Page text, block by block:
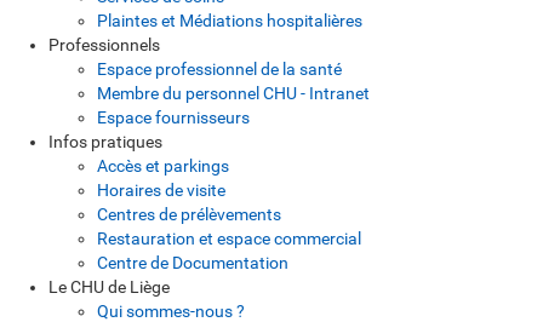
Plaintes et Médiations hospitalières
Professionnels
Espace professionnel de la santé
Membre du personnel CHU - Intranet
Espace fournisseurs
Infos pratiques
Accès et parkings
Horaires de visite
Centres de prélèvements
Restauration et espace commercial
Centre de Documentation
Le CHU de Liège
Qui sommes-nous ?